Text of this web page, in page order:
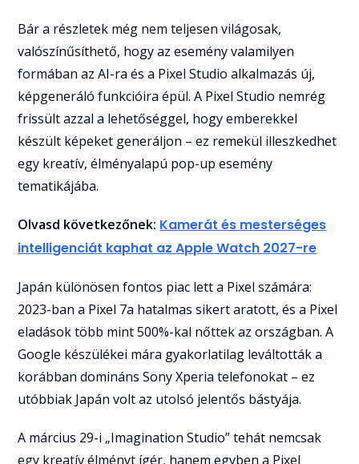
Bár a részletek még nem teljesen világosak,
valószínűsíthető, hogy az esemény valamilyen
formában az AI-ra és a Pixel Studio alkalmazás új,
képgeneráló funkcióira épül. A Pixel Studio nemrég
frissült azzal a lehetőséggel, hogy emberekkel
készült képeket generáljon – ez remekül illeszkedhet
egy kreatív, élményalapú pop-up esemény
tematikájába.
Olvasd következőnek: Kamerát és mesterséges
intelligenciát kaphat az Apple Watch 2027-re
Japán különösen fontos piac lett a Pixel számára:
2023-ban a Pixel 7a hatalmas sikert aratott, és a Pixel
eladások több mint 500%-kal nőttek az országban. A
Google készülékei mára gyakorlatilag leváltották a
korábban domináns Sony Xperia telefonokat – ez
utóbbiak Japán volt az utolsó jelentős bástyája.
A március 29-i „Imagination Studio” tehát nemcsak
egy kreatív élményt ígér, hanem egyben a Pixel